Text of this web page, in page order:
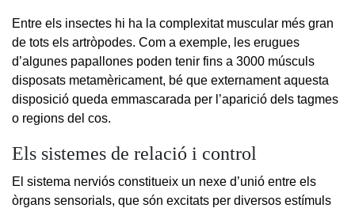
Entre els insectes hi ha la complexitat muscular més gran
de tots els artròpodes. Com a exemple, les erugues
d’algunes papallones poden tenir fins a 3000 músculs
disposats metamèricament, bé que externament aquesta
disposició queda emmascarada per l’aparició dels tagmes
o regions del cos.
Els sistemes de relació i control
El sistema nerviós constitueix un nexe d’unió entre els
òrgans sensorials, que són excitats per diversos estímuls